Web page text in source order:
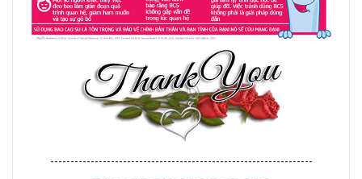
-----------------------------------------------------------------